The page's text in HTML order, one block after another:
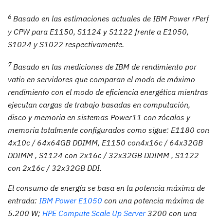
6 Basado en las estimaciones actuales de IBM Power rPerf
y CPW para E1150, S1124 y S1122 frente a E1050,
S1024 y S1022 respectivamente.
7 Basado en las mediciones de IBM de rendimiento por
vatio en servidores que comparan el modo de máximo
rendimiento con el modo de eficiencia energética mientras
ejecutan cargas de trabajo basadas en computación,
disco y memoria en sistemas Power11 con zócalos y
memoria totalmente configurados como sigue: E1180 con
4x10c / 64x64GB DDIMM, E1150 con4x16c / 64x32GB
DDIMM , S1124 con 2x16c / 32x32GB DDIMM , S1122
con 2x16c / 32x32GB DDI.
El consumo de energía se basa en la potencia máxima de
entrada: IBM Power E1050 con una potencia máxima de
5.200 W; HPE Compute Scale Up Server 3200 con una